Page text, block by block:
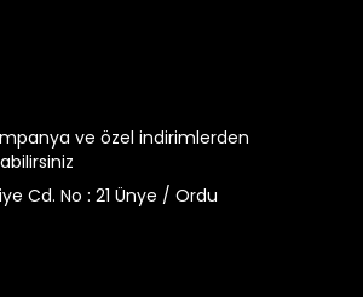
ve özel indirimlerden
Cd. No : 21 Ünye / Ordu